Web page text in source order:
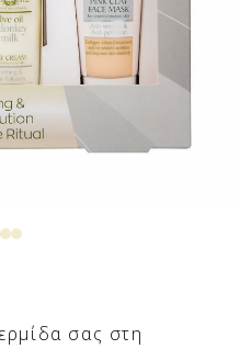
σας στη